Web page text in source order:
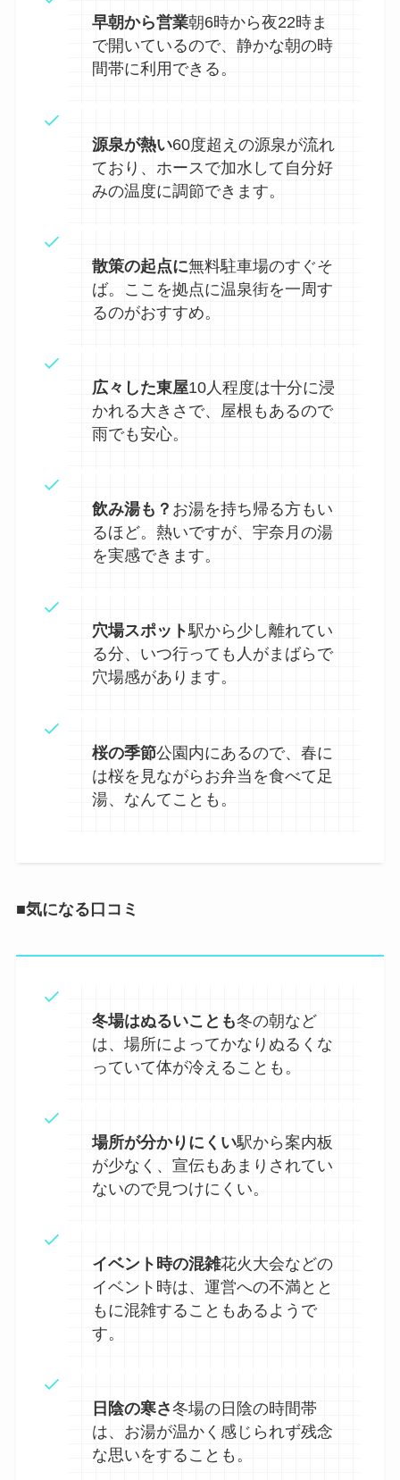
早朝から営業朝6時から夜22時ま
で開いているので、静かな朝の時
間帯に利用できる。
源泉が熱い60度超えの源泉が流れ
ており、ホースで加水して自分好
みの温度に調節できます。
散策の起点に無料駐車場のすぐそ
ば。ここを拠点に温泉街を一周す
るのがおすすめ。
広々した東屋10人程度は十分に浸
かれる大きさで、屋根もあるので
雨でも安心。
飲み湯も？ お湯を持ち帰る方もい
るほど。熱いですが、宇奈月の湯
を実感できます。
穴場スポット駅から少し離れてい
る分、いつ行っても人がまばらで
穴場感があります。
桜の季節公園内にあるので、春に
は桜を見ながらお弁当を食べて足
湯、なんてことも。
■気になる口コミ
冬場はぬるいことも冬の朝など
は、場所によってかなりぬるくな
っていて体が冷えることも。
場所が分かりにくい駅から案内板
が少なく、宣伝もあまりされてい
ないので見つけにくい。
イベント時の混雑花火大会などの
イベント時は、運営への不満とと
もに混雑することもあるようで
す。
日陰の寒さ冬場の日陰の時間帯
は、お湯が温かく感じられず残念
な思いをすることも。